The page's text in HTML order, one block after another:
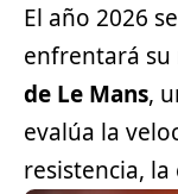
El año 2026
enfrentará su
de Le Mans,
evalúa la
resistencia,